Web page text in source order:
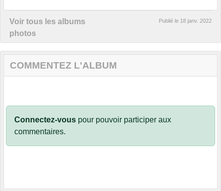
Voir tous les albums
photos
Publié le 18 janv. 2022
COMMENTEZ L'ALBUM
Connectez-vous pour pouvoir participer aux
commentaires.